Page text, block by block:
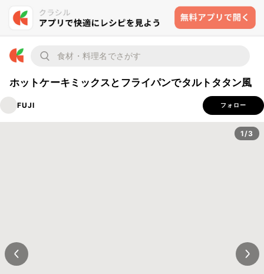
ホットケーキミックスとフライパンでタルトタタン風
FUJI フォロー
1/3